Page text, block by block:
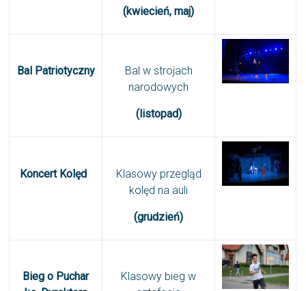
(kwiecień, maj)
Bal Patriotyczny
Bal w strojach
narodowych
(listopad)
Koncert Kolęd
Klasowy przegląd
kolęd na auli
(grudzień)
Bieg o Puchar
Klasowy bieg w